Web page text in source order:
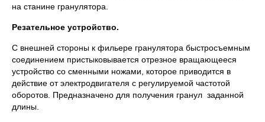
на станине гранулятора.
Резательное устройство.
С внешней стороны к фильере гранулятора быстросъемным
соединением пристыковывается отрезное вращающееся
устройство со сменными ножами, которое приводится в
действие от электродвигателя с регулируемой частотой
оборотов. Предназначено для получения гранул заданной
длины.